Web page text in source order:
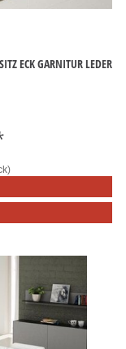
ECK GARNITUR LEDER